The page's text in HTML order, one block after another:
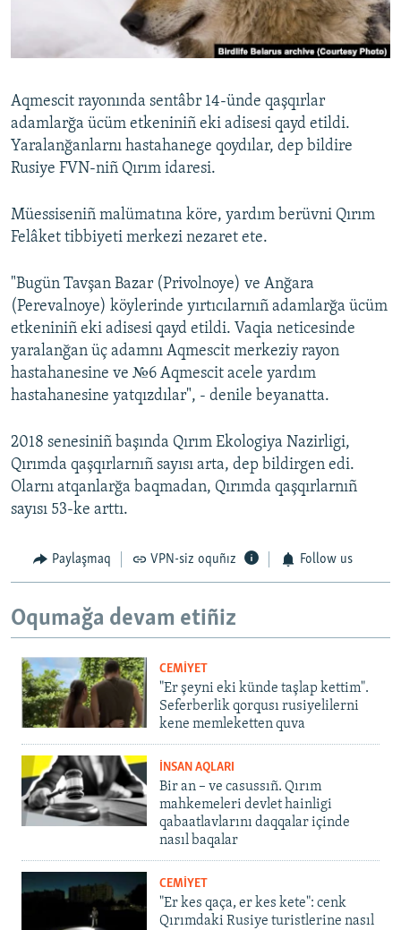
Українською
QOŞULIÑIZ!
Aqmescit rayonında sentâbr 14-ünde qaşqırlar
adamlarğa ücüm etkeniniñ eki adisesi qayd etildi.
Yaralanğanlarnı hastahanege qoydılar, dep bildire
Rusiye FVN-niñ Qırım idaresi.
Müessiseniñ malümatına köre, yardım berüvni Qırım
Felâket tibbiyeti merkezi nezaret ete.
"Bugün Tavşan Bazar (Privolnoye) ve Anğara
(Perevalnoye) köylerinde yırtıcılarnıñ adamlarğa ücüm
etkeniniñ eki adisesi qayd etildi. Vaqia neticesinde
yaralanğan üç adamnı Aqmescit merkeziy rayon
hastahanesine ve №6 Aqmescit acele yardım
hastahanesine yatqızdılar", - denile beyanatta.
2018 senesiniñ başında Qırım Ekologiya Nazirligi,
Qırımda qaşqırlarnıñ sayısı arta, dep bildirgen edi.
Olarnı atqanlarğa baqmadan, Qırımda qaşqırlarnıñ
sayısı 53-ke arttı.
Paylaşmaq VPN-siz oquñız Follow us
Oqumağa devam etiñiz
CEMİYET
"Er şeyni eki künde taşlap kettim".
Seferberlik qorqusı rusiyelilerni
kene memleketten quva
İNSAN AQLARI
Bir an – ve casussıñ. Qırım
mahkemeleri devlet hainligi
qabaatlavlarını daqqalar içinde
nasıl baqalar
CEMİYET
"Er kes qaça, er kes kete": cenk
Qırımdaki Rusiye turistlerine nasıl